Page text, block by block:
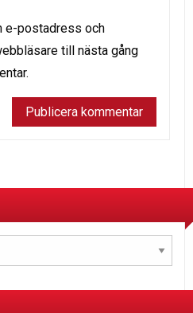
e-postadress och
till nästa gång